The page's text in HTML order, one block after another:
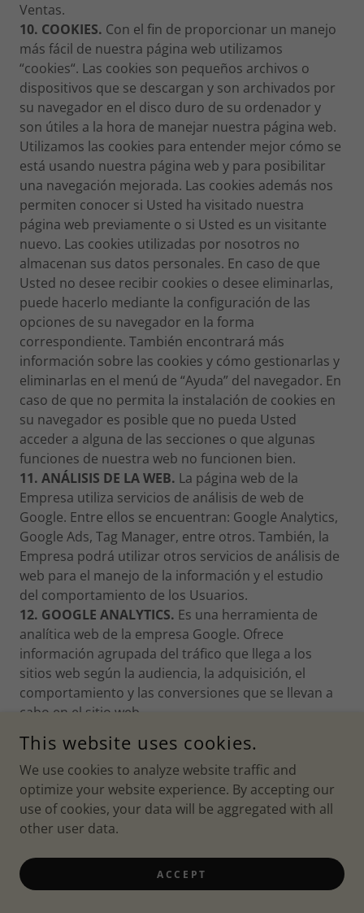
Ventas.
10. COOKIES. Con el fin de proporcionar un manejo
más fácil de nuestra página web utilizamos
“cookies“. Las cookies son pequeños archivos o
dispositivos que se descargan y son archivados por
su navegador en el disco duro de su ordenador y
son útiles a la hora de manejar nuestra página web.
Utilizamos las cookies para entender mejor cómo se
está usando nuestra página web y para posibilitar
una navegación mejorada. Las cookies además nos
permiten conocer si Usted ha visitado nuestra
página web previamente o si Usted es un visitante
nuevo. Las cookies utilizadas por nosotros no
almacenan sus datos personales. En caso de que
Usted no desee recibir cookies o desee eliminarlas,
puede hacerlo mediante la configuración de las
opciones de su navegador en la forma
correspondiente. También encontrará más
información sobre las cookies y cómo gestionarlas y
eliminarlas en el menú de “Ayuda” del navegador. En
caso de que no permita la instalación de cookies en
su navegador es posible que no pueda Usted
acceder a alguna de las secciones o que algunas
funciones de nuestra web no funcionen bien.
11. ANÁLISIS DE LA WEB. La página web de la
Empresa utiliza servicios de análisis de web de
Google. Entre ellos se encuentran: Google Analytics,
Google Ads, Tag Manager, entre otros. También, la
Empresa podrá utilizar otros servicios de análisis de
web para el manejo de la información y el estudio
del comportamiento de los Usuarios.
12. GOOGLE ANALYTICS. Es una herramienta de
analítica web de la empresa Google. Ofrece
información agrupada del tráfico que llega a los
sitios web según la audiencia, la adquisición, el
comportamiento y las conversiones que se llevan a
cabo en el sitio web.
Se pueden obtener informes como el seguimiento
de usuarios exclusivos, el rendimiento del segmento
de usuarios, los resultados de las diferentes
campañas de marketing online, las sesiones por
fuentes de tráfico, tasas de rebote, duración de las
sesiones, contenidos visitados, conversiones (para
13. REMARKETING DE GOOGLE.
tecnología de remarketing de Google. A través de
This website uses cookies.
We use cookies to analyze website traffic and
optimize your website experience. By accepting our
use of cookies, your data will be aggregated with all
other user data.
ACCEPT